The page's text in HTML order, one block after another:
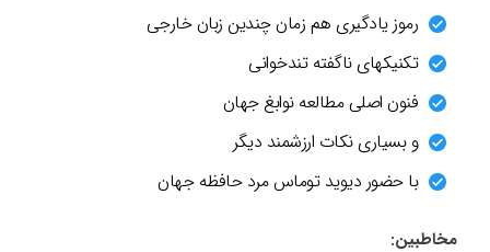
رموز یادگیری هم زمان چندین زبان خارجی
تکنیکهای ناگفته تندخوانی
فنون اصلی مطالعه نوابغ جهان
و بسیاری نکات ارزشمند دیگر
با حضور دیوید توماس مرد حافظه جهان
مخاطبین: